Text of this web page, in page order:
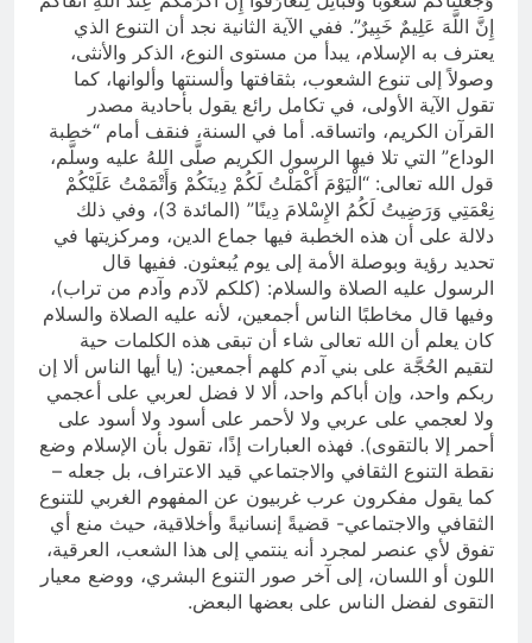
إِنَّ اللَّهَ عَلِيمٌ خَبِيرٌ”. ففي الآية الثانية نجد أن التنوع الذي
يعترف به الإسلام، يبدأ من مستوى النوع، الذكر والأنثى،
وصولاً إلى تنوع الشعوب، بثقافتها وألسنتها وألوانها، كما
تقول الآية الأولى، في تكامل رائع يقول بأحادية مصدر
القرآن الكريم، واتساقه. أما في السنة، فنقف أمام “خطبة
الوداع” التي تلا فيها الرسول الكريم صلَّى اللهُ عليه وسلَّم،
قول الله تعالى: “الْيَوْمَ أَكْمَلْتُ لَكُمْ دِينَكُمْ وَأَتْمَمْتُ عَلَيْكُمْ
نِعْمَتِي وَرَضِيتُ لَكُمُ الإِسْلامَ دِينًا” (المائدة 3)، وفي ذلك
دلالة على أن هذه الخطبة فيها جماع الدين، ومركزيتها في
تحديد رؤية وبوصلة الأمة إلى يوم يُبعثون. ففيها قال
الرسول عليه الصلاة والسلام: (كلكم لآدم وآدم من تراب)،
وفيها قال مخاطبًا الناس أجمعين، لأنه عليه الصلاة والسلام
كان يعلم أن الله تعالى شاء أن تبقى هذه الكلمات حية
لتقيم الحُجَّة على بني آدم كلهم أجمعين: (يا أيها الناس ألا إن
ربكم واحد، وإن أباكم واحد، ألا لا فضل لعربي على أعجمي
ولا لعجمي على عربي ولا لأحمر على أسود ولا أسود على
أحمر إلا بالتقوى). فهذه العبارات إذًا، تقول بأن الإسلام وضع
نقطة التنوع الثقافي والاجتماعي قيد الاعتراف، بل جعله –
كما يقول مفكرون عرب غربيون عن المفهوم الغربي للتنوع
الثقافي والاجتماعي- قضيةً إنسانيةً وأخلاقية، حيث منع أي
تفوق لأي عنصر لمجرد أنه ينتمي إلى هذا الشعب، العرقية،
اللون أو اللسان، إلى آخر صور التنوع البشري، ووضع معيار
التقوى لفضل الناس على بعضها البعض.